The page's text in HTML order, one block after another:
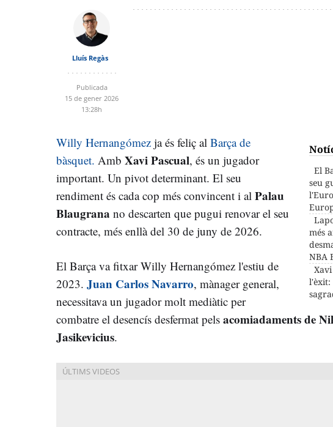
Lluís Regàs
Publicada
15 de gener 2026
13:28h
El
seu
més
NBA
l'èxit:
Willy Hernangómez ja és feliç al Barça de
bàsquet. Amb Xavi Pascual, és un jugador
important. Un pivot determinant. El seu
rendiment és cada cop més convincent i al Palau
Blaugrana no descarten que pugui renovar el seu
contracte, més enllà del 30 de juny de 2026.
El Barça va fitxar Willy Hernangómez l'estiu de
2023. Juan Carlos Navarro, mànager general,
necessitava un jugador molt mediàtic per
combatre el desencís desfermat pels acomiadaments de
Jasikevicius.